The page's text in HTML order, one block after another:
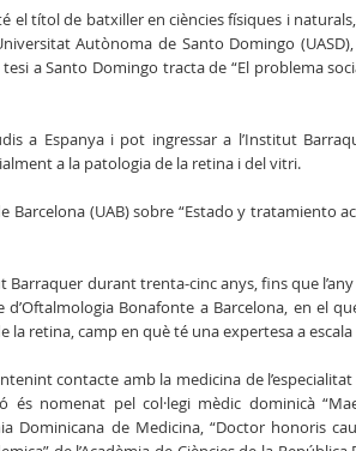
el títol de batxiller en ciències físiques i
Autònoma de Santo Domingo
a Santo Domingo tracta de “El problema
a Espanya i pot ingressar a l’Institut
a la patologia de la retina i del vitri.
(UAB) sobre “Estado y tratamiento
durant trenta-cinc anys, fins que
Bonafonte a Barcelona, en el
la retina, camp en què té una expertesa a
contacte amb la medicina de
nomenat pel col·legi mèdic dominicà
Dominicana de Medicina, “Doctor honoris